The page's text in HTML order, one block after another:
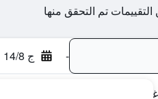
- ج 14/8